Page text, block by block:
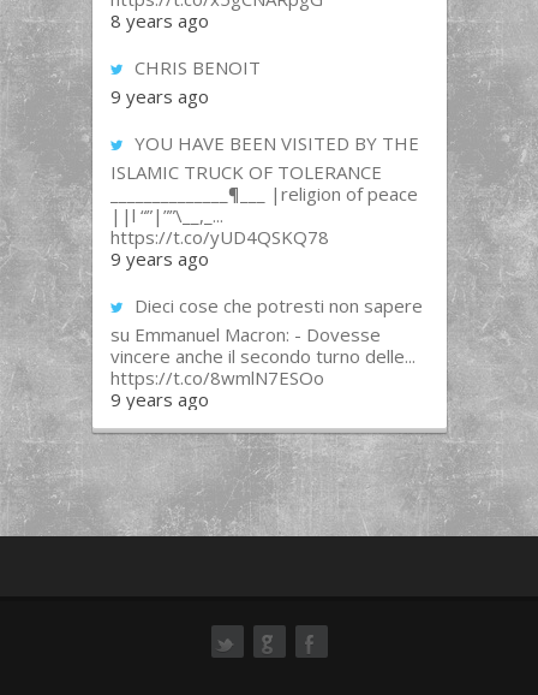
8 years ago
CHRIS BENOIT
9 years ago
YOU HAVE BEEN VISITED BY THE
ISLAMIC TRUCK OF TOLERANCE
______________¶___ |religion of peace
||l “”|””\__,_...
https://t.co/yUD4QSKQ78
9 years ago
Dieci cose che potresti non sapere
su Emmanuel Macron: - Dovesse
vincere anche il secondo turno delle...
https://t.co/8wmlN7ESOo
9 years ago